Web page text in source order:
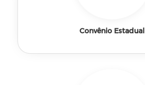
Convênio Estadual